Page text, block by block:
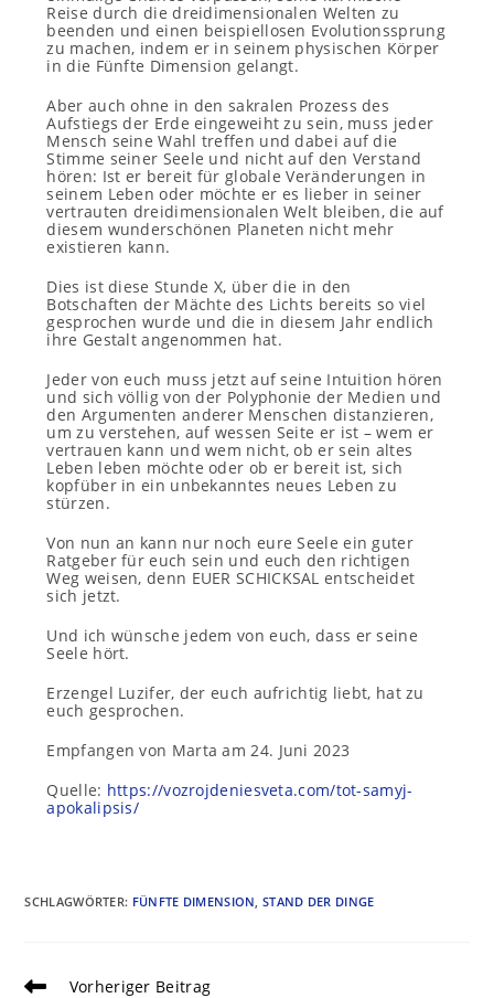
Reise durch die dreidimensionalen Welten zu
beenden und einen beispiellosen Evolutionssprung
zu machen, indem er in seinem physischen Körper
in die Fünfte Dimension gelangt.
Aber auch ohne in den sakralen Prozess des
Aufstiegs der Erde eingeweiht zu sein, muss jeder
Mensch seine Wahl treffen und dabei auf die
Stimme seiner Seele und nicht auf den Verstand
hören: Ist er bereit für globale Veränderungen in
seinem Leben oder möchte er es lieber in seiner
vertrauten dreidimensionalen Welt bleiben, die auf
diesem wunderschönen Planeten nicht mehr
existieren kann.
Dies ist diese Stunde X, über die in den
Botschaften der Mächte des Lichts bereits so viel
gesprochen wurde und die in diesem Jahr endlich
ihre Gestalt angenommen hat.
Jeder von euch muss jetzt auf seine Intuition hören
und sich völlig von der Polyphonie der Medien und
den Argumenten anderer Menschen distanzieren,
um zu verstehen, auf wessen Seite er ist – wem er
vertrauen kann und wem nicht, ob er sein altes
Leben leben möchte oder ob er bereit ist, sich
kopfüber in ein unbekanntes neues Leben zu
stürzen.
Von nun an kann nur noch eure Seele ein guter
Ratgeber für euch sein und euch den richtigen
Weg weisen, denn EUER SCHICKSAL entscheidet
sich jetzt.
Und ich wünsche jedem von euch, dass er seine
Seele hört.
Erzengel Luzifer, der euch aufrichtig liebt, hat zu
euch gesprochen.
Empfangen von Marta am 24. Juni 2023
Quelle: https://vozrojdeniesveta.com/tot-samyj-
apokalipsis/
SCHLAGWÖRTER: FÜNFTE DIMENSION, STAND DER DINGE
Vorheriger Beitrag